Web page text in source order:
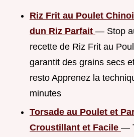
Riz Frit au Poulet
dun Riz Parfait — Stop
recette de Riz Frit au
garantit des grains secs
resto Apprenez la
minutes
Torsade au Poulet et
Croustillant et Facile —